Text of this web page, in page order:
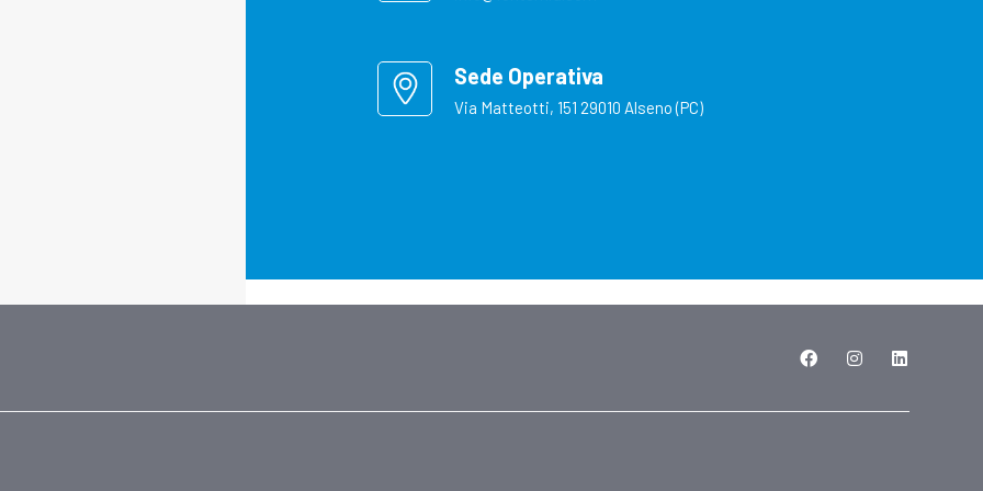
Sede Operativa
Via Matteotti, 151 29010 Alseno (PC)